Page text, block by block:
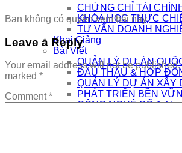
CHỨNG CHỈ TÀI
KHÓA HỌC THỰC
TƯ VẤN DOANH
Khai Giảng
Bài Viết
QUẢN LÝ DỰ ÁN
ĐẤU THẦU & HỢP
QUẢN LÝ DỰ ÁN XÂY
PHÁT TRIỂN BỀN
CÔNG NGHỆ SỐ & AI
Bạn không có quyền xem bài này
Leave a Reply
Your email address will not be published.
marked *
Comment*